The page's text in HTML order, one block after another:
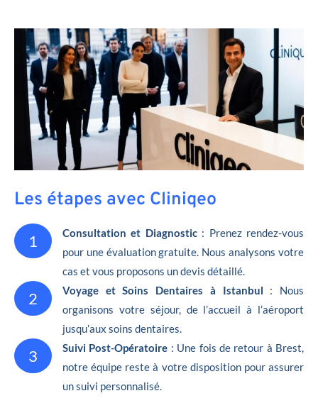
Les étapes avec Cliniqeo
1 Consultation et Diagnostic: Prenez rendez-vous
pour une évaluation gratuite. Nous analysons votre
cas et vous proposons un devis détaillé.
2 Voyage et Soins Dentaires à Istanbul : Nous
organisons votre séjour, de l’accueil à l’aéroport
jusqu’aux soins dentaires.
3 Suivi Post-Opératoire : Une fois de retour à Brest,
notre équipe reste à votre disposition pour assurer
un suivi personnalisé.